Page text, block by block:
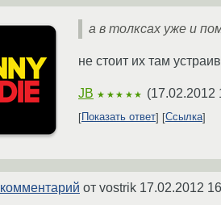
а в толксах уже и
не стоит их там
JB ★★★★★ (17.02.2012
Показать ответ Ссылка
комментарий от vostrik 17.02.2012